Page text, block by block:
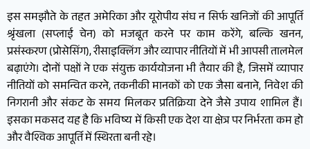
इस समझौते के तहत अमेरिका और यूरोपीय संघ न सिर्फ खनिजों की आपूर्ति
श्रृंखला (सप्लाई चेन) को मजबूत करने पर काम करेंगे, बल्कि खनन,
प्रसंस्करण (प्रोसेसिंग), रीसाइक्लिंग और व्यापार नीतियों में भी आपसी तालमेल
बढ़ाएंगे। दोनों पक्षों ने एक संयुक्त कार्ययोजना भी तैयार की है, जिसमें व्यापार
नीतियों को समन्वित करने, तकनीकी मानकों को एक जैसा बनाने, निवेश की
निगरानी और संकट के समय मिलकर प्रतिक्रिया देने जैसे उपाय शामिल हैं।
इसका मकसद यह है कि भविष्य में किसी एक देश या क्षेत्र पर निर्भरता कम हो
और वैश्विक आपूर्ति में स्थिरता बनी रहे।